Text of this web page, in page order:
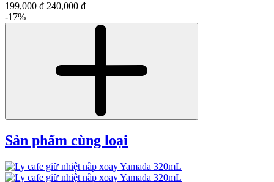
199,000 ₫ 240,000 ₫
-17%
Sản phẩm cùng loại